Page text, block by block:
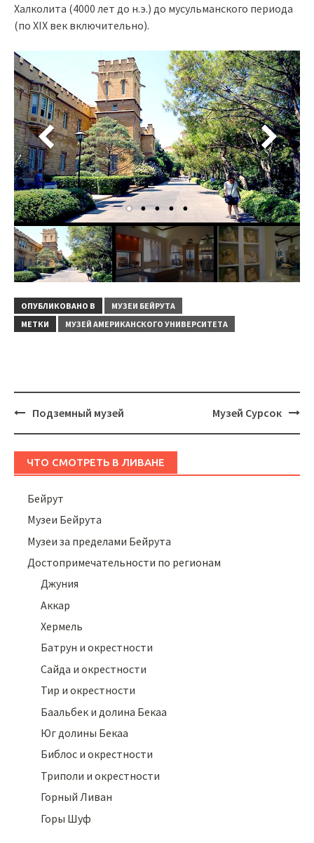
Халколита (4000 лет до н.э.) до мусульманского периода
(по XIX век включительно).
ОПУБЛИКОВАНО В
МУЗЕИ БЕЙРУТА
МЕТКИ
МУЗЕЙ АМЕРИКАНСКОГО УНИВЕРСИТЕТА
Навигация
Подземный музей Музей Сурсок
ЧТО СМОТРЕТЬ В ЛИВАНЕ
Бейрут
Музеи Бейрута
Музеи за пределами Бейрута
Достопримечательности по регионам
Джуния
Аккар
Хермель
Батрун и окрестности
Сайда и окрестности
Тир и окрестности
Баальбек и долина Бекаа
Юг долины Бекаа
Библос и окрестности
Триполи и окрестности
Горный Ливан
Горы Шуф